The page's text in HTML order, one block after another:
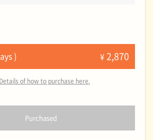
) ¥2,870
of how to purchase here.
Purchased